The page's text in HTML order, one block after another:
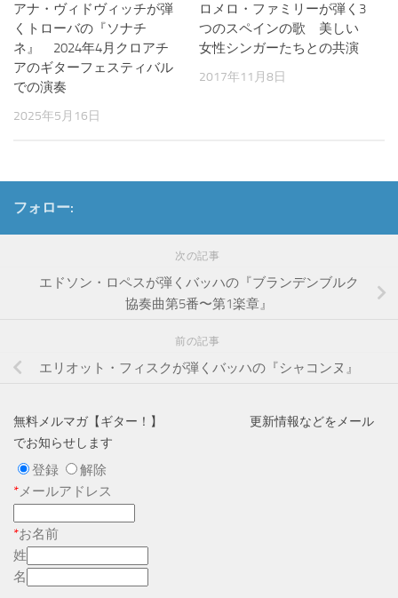
アナ・ヴィドヴィッチが弾
くトローバの『ソナチ
ネ』 2024年4月クロアチ
アのギターフェスティバル
での演奏
2025年5月16日
ロメロ・ファミリーが弾く3
つのスペインの歌 美しい
女性シンガーたちとの共演
2017年11月8日
フォロー:
次の記事
エドソン・ロペスが弾くバッハの『ブランデンブルク
協奏曲第5番〜第1楽章』
前の記事
エリオット・フィスクが弾くバッハの『シャコンヌ』
無料メルマガ【ギター！】 更新情報などをメール
でお知らせします
登録
解除
*メールアドレス
*お名前
姓
名